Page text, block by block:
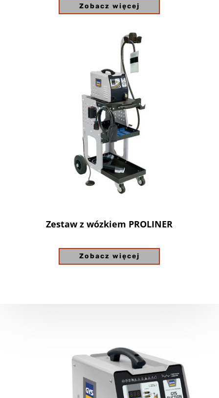
Zobacz więcej
Zestaw z wózkiem PROLINER
Zobacz więcej